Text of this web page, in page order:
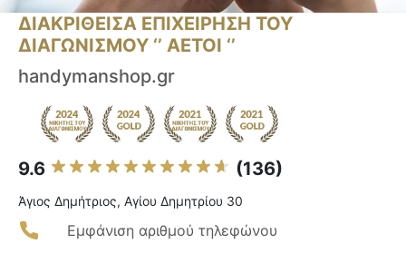
ΔΙΑΚΡΙΘΕΙΣΑ ΕΠΙΧΕΙΡΗΣΗ ΤΟΥ
ΔΙΑΓΩΝΙΣΜΟΥ ‘’ ΑΕΤΟΙ ‘’
handymanshop.gr
9.6 (136)
Άγιος Δημήτριος, Αγίου Δημητρίου 30
Εμφάνιση αριθμού τηλεφώνου